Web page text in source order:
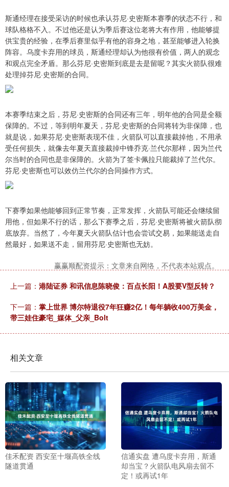
斯通经理在接受采访的时候也承认芬尼·史密斯本赛季的状态不行，和
球队格格不入。不过他还是认为季后赛这位老将大有作用，他能够提
供宝贵的经验，在季后赛里似乎有他的容身之地，甚至能够进入轮换
阵容。乌度卡弃用的球员，斯通经理却认为他很有价值，两人的观念
和观点完全矛盾。那么芬尼·史密斯到底是去是留呢？其实火箭队很难
处理掉芬尼·史密斯的合同。
本赛季结束之后，芬尼·史密斯的合同还有三年，明年他的合同是全额
保障的。不过，等到明年夏天，芬尼·史密斯的合同将转为非保障，也
就是说，如果芬尼·史密斯表现不佳，火箭队可以直接裁掉他，不用承
受任何损失，就像去年夏天直接裁掉中锋乔克·兰代尔那样，因为兰代
尔当时的合同也是非保障的。火箭为了签卡佩拉只能裁掉了兰代尔。
芬尼·史密斯也可以效仿兰代尔的合同操作方式。
下赛季如果他能够回到正常节奏，正常发挥，火箭队可能还会继续留
用他，但如果不行的话，那么下赛季之后，芬尼·史密斯将被火箭队彻
底放弃。当然了，今年夏天火箭队估计也会尝试交易，如果能送走自
然最好，如果送不走，留用芬尼·史密斯也无妨。
赢赢顺配资提示：文章来自网络，不代表本站观点。
上一篇： 港陆证券 和讯信息陈晓俊：百点长阳！A股要V型反转？
下一篇： 掌上世界 博尔特退役7年狂赚2亿！每年躺收400万美金，
带三娃住豪宅_媒体_父亲_Bolt
相关文章
佳禾配资 西安至十堰高铁全线
隧道贯通
信通实盘 遭乌度卡弃用，斯通
却当宝？火箭队电风扇去留不
定！或再试1年